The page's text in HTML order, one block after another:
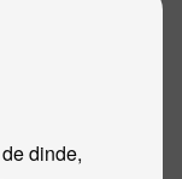
dinde,